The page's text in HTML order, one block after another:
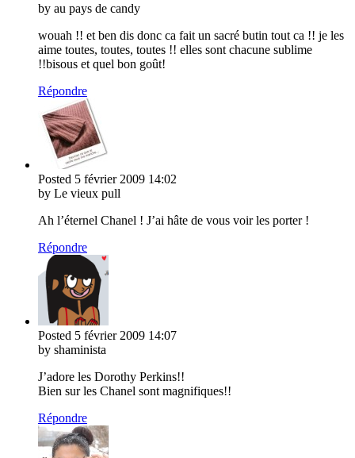
by au pays de candy
wouah !! et ben dis donc ca fait un sacré butin tout ca !! je les
aime toutes, toutes, toutes !! elles sont chacune sublime
!!bisous et quel bon goût!
Répondre
Posted 5 février 2009 14:02
by Le vieux pull
Ah l’éternel Chanel ! J’ai hâte de vous voir les porter !
Répondre
Posted 5 février 2009 14:07
by shaminista
J’adore les Dorothy Perkins!!
Bien sur les Chanel sont magnifiques!!
Répondre